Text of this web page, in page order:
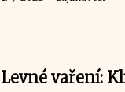
Levné vaření: